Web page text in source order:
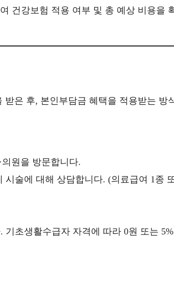
건강보험 적용 여부 및 총 예상 비용을
은 후, 본인부담금 혜택을 적용받는 방
원을 방문합니다.
시술에 대해 상담합니다. (의료급여 1종
초생활수급자 자격에 따라 0원 또는 5%